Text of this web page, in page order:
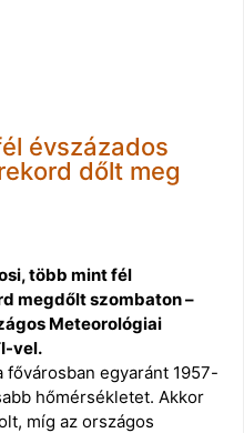
évszázados
dőlt meg
több mint fél
megdőlt szombaton –
Meteorológiai
vel.
egyaránt 1957-
hőmérsékletet. Akkor
míg az országos